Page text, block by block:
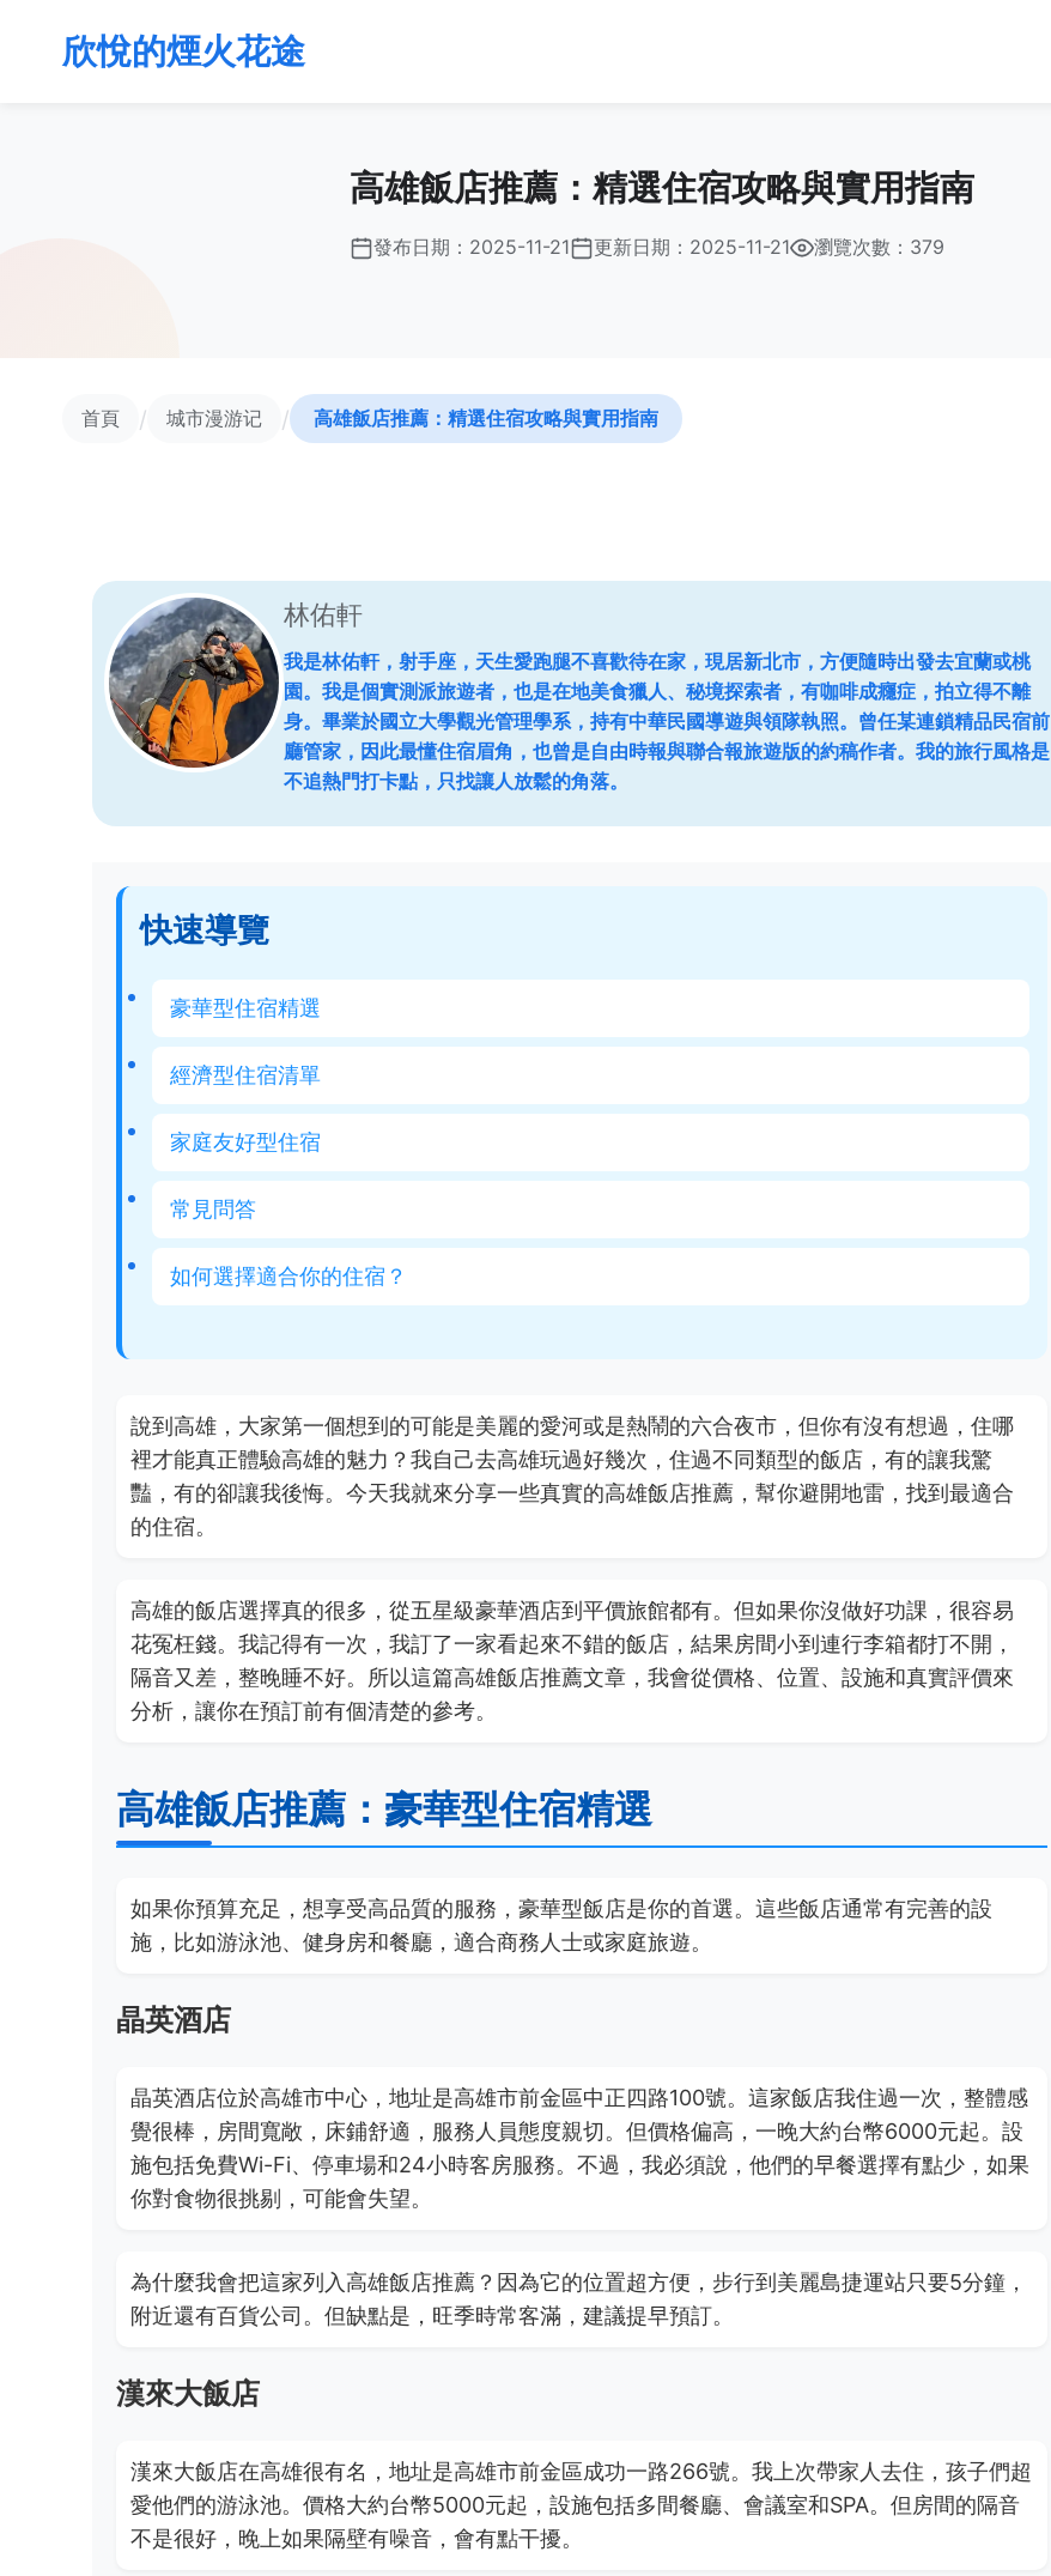
欣悅的煙火花途
高雄飯店推薦：精選住宿攻略與實用指南
發布日期： 2025-11-21 更新日期： 2025-11-21 瀏覽次數：379
首頁 / 城市漫游记 / 高雄飯店推薦：精選住宿攻略與實用指南
林佑軒
我是林佑軒，射手座，天生愛跑腿不喜歡待在家，現居新北市，方便隨時出發去宜蘭或桃
園。我是個實測派旅遊者，也是在地美食獵人、秘境探索者，有咖啡成癮症，拍立得不離
身。畢業於國立大學觀光管理學系，持有中華民國導遊與領隊執照。曾任某連鎖精品民宿前
廳管家，因此最懂住宿眉角，也曾是自由時報與聯合報旅遊版的約稿作者。我的旅行風格是
不追熱門打卡點，只找讓人放鬆的角落。
快速導覽
豪華型住宿精選
經濟型住宿清單
家庭友好型住宿
常見問答
如何選擇適合你的住宿？
說到高雄，大家第一個想到的可能是美麗的愛河或是熱鬧的六合夜市，但你有沒有想過，住哪
裡才能真正體驗高雄的魅力？我自己去高雄玩過好幾次，住過不同類型的飯店，有的讓我驚
豔，有的卻讓我後悔。今天我就來分享一些真實的高雄飯店推薦，幫你避開地雷，找到最適合
的住宿。
高雄的飯店選擇真的很多，從五星級豪華酒店到平價旅館都有。但如果你沒做好功課，很容易
花冤枉錢。我記得有一次，我訂了一家看起來不錯的飯店，結果房間小到連行李箱都打不開，
隔音又差，整晚睡不好。所以這篇高雄飯店推薦文章，我會從價格、位置、設施和真實評價來
分析，讓你在預訂前有個清楚的參考。
高雄飯店推薦：豪華型住宿精選
如果你預算充足，想享受高品質的服務，豪華型飯店是你的首選。這些飯店通常有完善的設
施，比如游泳池、健身房和餐廳，適合商務人士或家庭旅遊。
晶英酒店
晶英酒店位於高雄市中心，地址是高雄市前金區中正四路100號。這家飯店我住過一次，整體感
覺很棒，房間寬敞，床鋪舒適，服務人員態度親切。但價格偏高，一晚大約台幣6000元起。設
施包括免費Wi-Fi、停車場和24小時客房服務。不過，我必須說，他們的早餐選擇有點少，如果
你對食物很挑剔，可能會失望。
為什麼我會把這家列入高雄飯店推薦？因為它的位置超方便，步行到美麗島捷運站只要5分鐘，
附近還有百貨公司。但缺點是，旺季時常客滿，建議提早預訂。
漢來大飯店
漢來大飯店在高雄很有名，地址是高雄市前金區成功一路266號。我上次帶家人去住，孩子們超
愛他們的游泳池。價格大約台幣5000元起，設施包括多間餐廳、會議室和SPA。但房間的隔音
不是很好，晚上如果隔壁有噪音，會有點干擾。